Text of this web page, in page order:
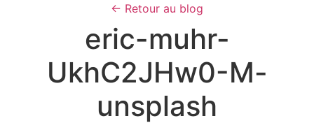
← Retour au blog
eric-muhr-
UkhC2JHw0-M-
unsplash